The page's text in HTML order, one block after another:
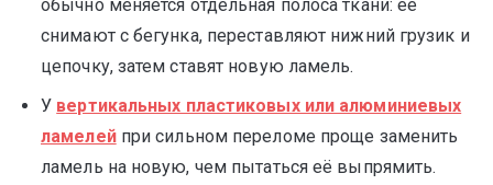
обычно меняется отдельная полоса ткани: её
снимают с бегунка, переставляют нижний грузик и
цепочку, затем ставят новую ламель.
У вертикальных пластиковых или алюминиевых
ламелейпри сильном переломе проще заменить
ламель на новую, чем пытаться её выпрямить.